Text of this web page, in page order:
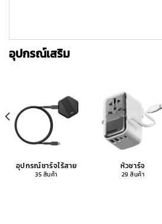
อุปกรณ์เสริม
อุปกรณ์ชาร์จไร้สาย
35 สินค้า
หัวชาร์จ
29 สินค้า